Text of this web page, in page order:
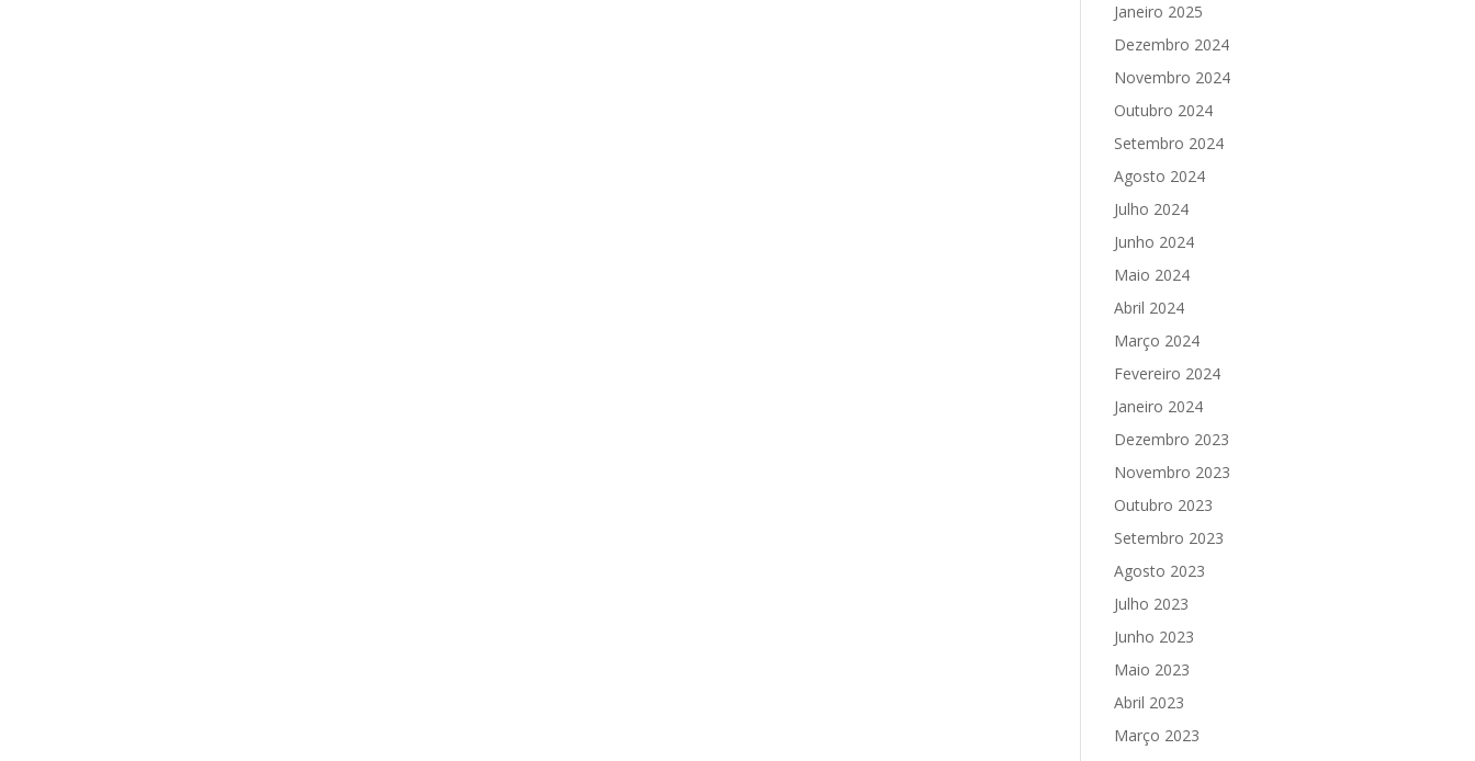
Janeiro 2025
Dezembro 2024
Novembro 2024
Outubro 2024
Setembro 2024
Agosto 2024
Julho 2024
Junho 2024
Maio 2024
Abril 2024
Março 2024
Fevereiro 2024
Janeiro 2024
Dezembro 2023
Novembro 2023
Outubro 2023
Setembro 2023
Agosto 2023
Julho 2023
Junho 2023
Maio 2023
Abril 2023
Março 2023